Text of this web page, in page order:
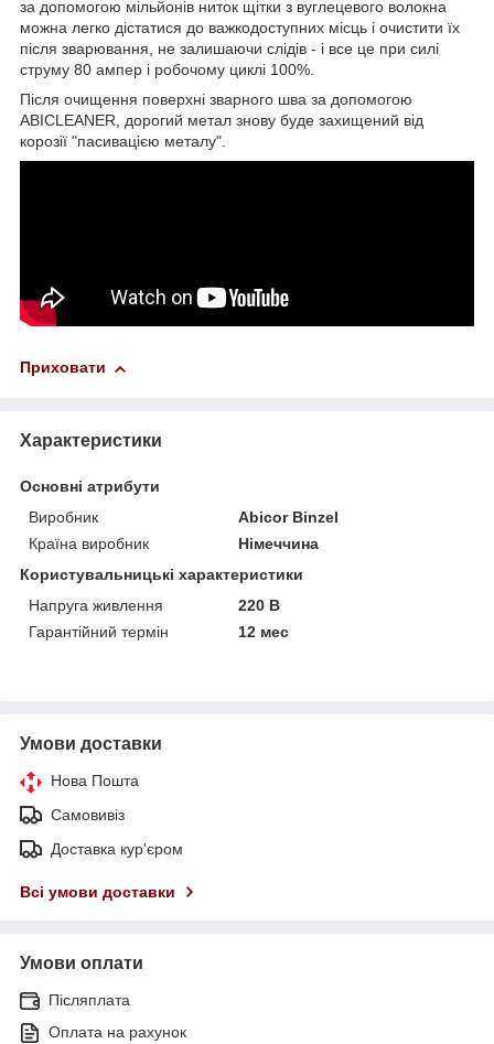
за допомогою мільйонів ниток щітки з вуглецевого волокна
можна легко дістатися до важкодоступних місць і очистити їх
після зварювання, не залишаючи слідів - і все це при силі
струму 80 ампер і робочому циклі 100%.
Після очищення поверхні зварного шва за допомогою
ABICLEANER, дорогий метал знову буде захищений від
корозії "пасивацією металу".
Приховати
Характеристики
Основні атрибути
Виробник
Abicor Binzel
Країна виробник
Німеччина
Користувальницькі характеристики
Напруга живлення
220 В
Гарантійний термін
12 мес
Умови доставки
Нова Пошта
Самовивіз
Доставка кур'єром
Всі умови доставки
Умови оплати
Післяплата
Оплата на рахунок